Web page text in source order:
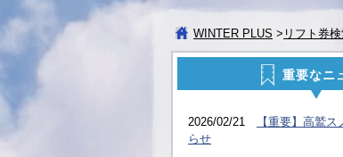
WINTER PLUS > リフト券
重要なニ
2026/02/21
【重要】高鷲
らせ